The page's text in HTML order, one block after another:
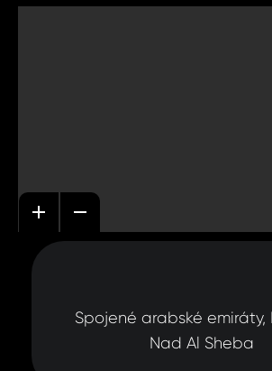
Spojené arabské
Nad Al Sheba